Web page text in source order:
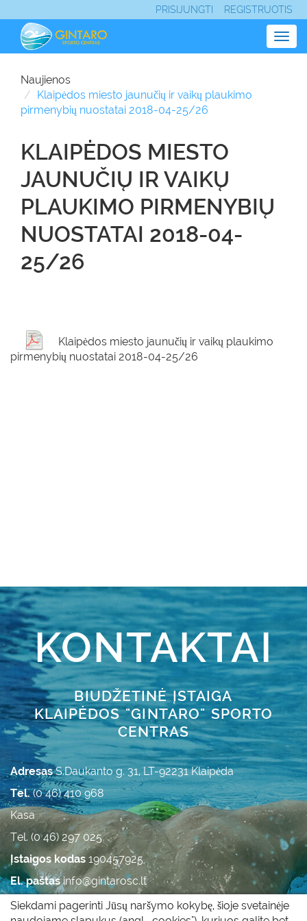
Siekdami pagerinti Jūsų naršymo kokybę, šioje svetainėje
PRISIJUNGTI REGISTRUOTIS
Naujienos
Klaipėdos miesto jaunučių ir vaikų plaukimo
pirmenybių nuostatai 2018-04-25/26
KLAIPĖDOS MIESTO
JAUNUČIŲ IR VAIKŲ
PLAUKIMO PIRMENYBIŲ
NUOSTATAI 2018-04-
25/26
Klaipėdos miesto jaunučių ir vaikų plaukimo
pirmenybių nuostatai 2018-04-25/26
KONTAKTAI
BIUDŽETINĖ ĮSTAIGA
KLAIPĖDOS "GINTARO" SPORTO
CENTRAS
AdresasS.Daukanto g. 31, LT-92231 Klaipėda
Tel.(0 46) 410 968
Kasa
Tel. (0 46) 297 025
Įstaigos kodas 190457925
El. paštasinfo@gintarosc.lt
Duomenys kaupiami ir saugomi Juridinių asmenų
registre.